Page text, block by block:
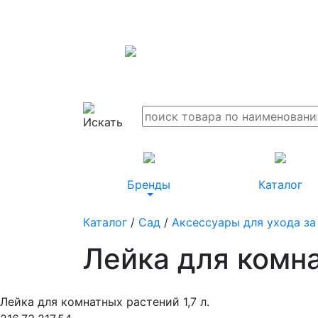
Бренды Каталог
Каталог / Сад / Аксессуары для ухода
Лейка для
Лейка для комнатных растений 1,7 л.